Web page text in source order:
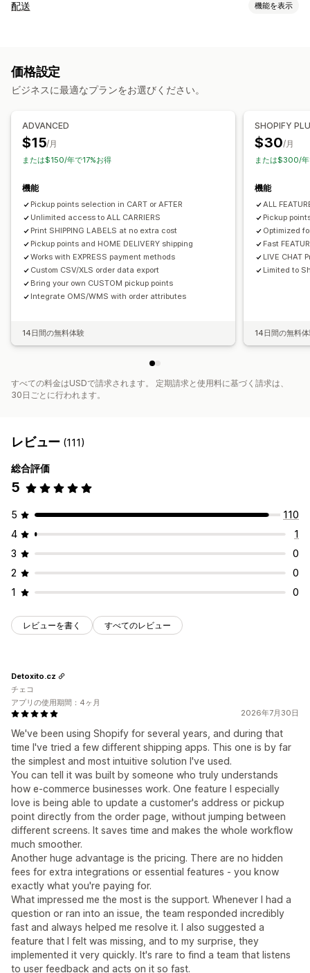
配達オプション
受取オプション
店頭
実店舗 複数ロケーション
配送マップ メール通知 配達証明
配送 機能を表示
パッケージ
価格設定
ビジネスに最適なプランをお選びください。
ADVANCED
$15/月
または$150/年で17%お得
機能
Pickup points selection in CART or AFTER
Unlimited access to ALL CARRIERS
Print SHIPPING LABELS at no extra cost
Pickup points and HOME DELIVERY shipping
Works with EXPRESS payment methods
Custom CSV/XLS order data export
Bring your own CUSTOM pickup points
Integrate OMS/WMS with order attributes
14日間の無料体験
SHOPIFY
$30/月
または$300/年
機能
ALL
Pickup
Optimized
Fast
LIVE CHAT
Limited to
14日間の無料
すべての料金はUSDで請求されます。 定期請求と使用料に基づく請求は、
30日ごとに行われます。
レビュー (111)
総合評価
5
5
110
4
1
3
0
2
0
1
0
レビューを書く すべてのレビュー
2026年7月30日
We've been using Shopify for several years, and during that
time I've tried a few different shipping apps. This one is by far
the simplest and most intuitive solution I've used.
You can tell it was built by someone who truly understands
how e-commerce businesses work. One feature I especially
love is being able to update a customer's address or pickup
point directly from the order page, without jumping between
different screens. It saves time and makes the whole workflow
much smoother.
Another huge advantage is the pricing. There are no hidden
fees for extra integrations or essential features - you know
exactly what you're paying for.
What impressed me the most is the support. Whenever I had a
question or ran into an issue, the team responded incredibly
fast and always helped me resolve it. I also suggested a
feature that I felt was missing, and to my surprise, they
implemented it very quickly. It's rare to find a team that listens
to user feedback and acts on it so fast.
Detoxito.cz
チェコ
アプリの使用期間：4ヶ月